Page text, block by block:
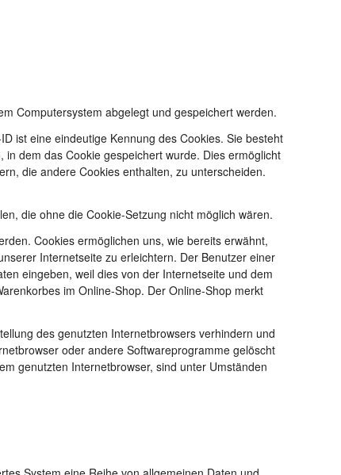
Computersystem abgelegt und gespeichert werden.
ist eine eindeutige Kennung des Cookies. Sie besteht
dem das Cookie gespeichert wurde. Dies ermöglicht
die andere Cookies enthalten, zu unterscheiden.
die ohne die Cookie-Setzung nicht möglich wären.
Cookies ermöglichen uns, wie bereits erwähnt,
Internetseite zu erleichtern. Der Benutzer einer
eingeben, weil dies von der Internetseite und dem
im Online-Shop. Der Online-Shop merkt
des genutzten Internetbrowsers verhindern und
oder andere Softwareprogramme gelöscht
genutzten Internetbrowser, sind unter Umständen